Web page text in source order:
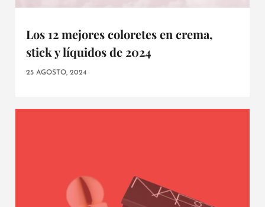
Los 12 mejores coloretes en crema,
stick y líquidos de 2024
25 AGOSTO, 2024